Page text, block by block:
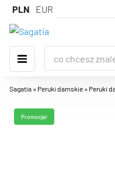
PLN EUR
Sagatia » Peruki damskie » Peruki
Promocja!